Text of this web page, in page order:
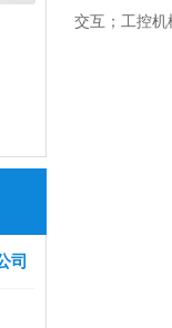
司
交互；工控